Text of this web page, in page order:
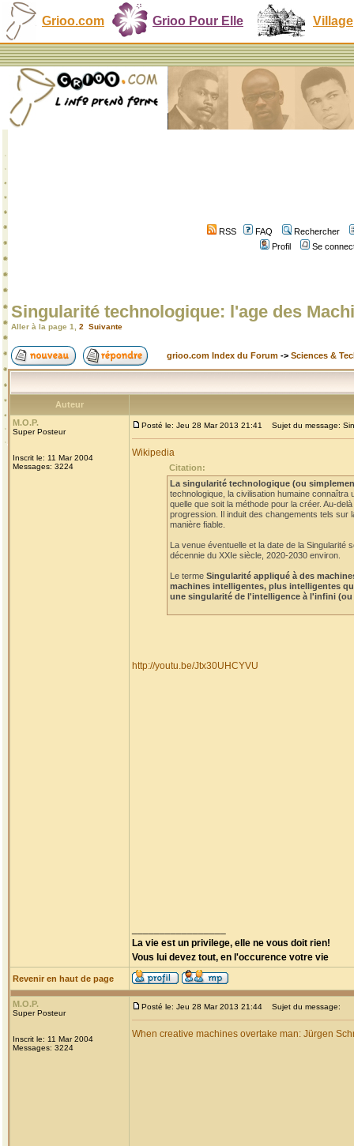
Grioo.com Grioo Pour Elle Village
RSS FAQ
Rechercher
Profil
Se
Singularité technologique: l'age des
Aller à la page 1 2 Suivante
grioo.com Index du Forum -> Sciences &
Auteur
M.O.P.
Super Posteur
Inscrit le: 11 Mar 2004
Messages: 3224
Posté le: Jeu 28 Mar 2013 21:41 Sujet du message:
Wikipedia
Citation:
La singularité technologique (ou
technologique, la civilisation humaine
quelle que soit la méthode pour la créer. Au-
progression. Il induit des changements tels sur
manière fiable.
La venue éventuelle et la date de la Singularité
décennie du XXIe siècle, 2020-2030 environ.
Le terme Singularité appliqué à des
machines intelligentes, plus intelligentes
une singularité de l'intelligence à l'infini
http://youtu.be/Jtx30UHCYVU
La vie est un privilege, elle ne vous doit rien!
Vous lui devez tout, en l'occurence votre vie
Revenir en haut de page
M.O.P.
Super Posteur
Inscrit le: 11 Mar 2004
Messages: 3224
Posté le: Jeu 28 Mar 2013 21:44 Sujet du message:
When creative machines overtake man: Jürgen